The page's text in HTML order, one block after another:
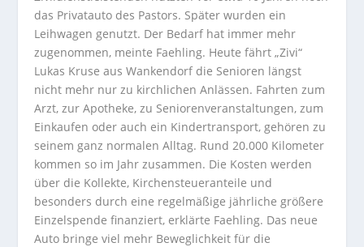
das Privatauto des Pastors. Später wurden ein
Leihwagen genutzt. Der Bedarf hat immer mehr
zugenommen, meinte Faehling. Heute fährt „Zivi“
Lukas Kruse aus Wankendorf die Senioren längst
nicht mehr nur zu kirchlichen Anlässen. Fahrten zum
Arzt, zur Apotheke, zu Seniorenveranstaltungen, zum
Einkaufen oder auch ein Kindertransport, gehören zu
seinem ganz normalen Alltag. Rund 20.000 Kilometer
kommen so im Jahr zusammen. Die Kosten werden
über die Kollekte, Kirchensteueranteile und
besonders durch eine regelmäßige jährliche größere
Einzelspende finanziert, erklärte Faehling. Das neue
Auto bringe viel mehr Beweglichkeit für die